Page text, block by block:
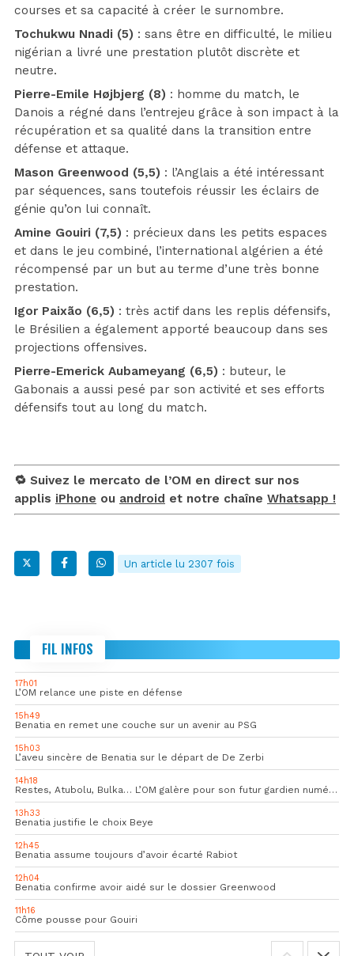
courses et sa capacité à créer le surnombre.
Tochukwu Nnadi (5) : sans être en difficulté, le milieu
nigérian a livré une prestation plutôt discrète et
neutre.
Pierre-Emile Højbjerg (8) : homme du match, le
Danois a régné dans l’entrejeu grâce à son impact à la
récupération et sa qualité dans la transition entre
défense et attaque.
Mason Greenwood (5,5) : l’Anglais a été intéressant
par séquences, sans toutefois réussir les éclairs de
génie qu’on lui connaît.
Amine Gouiri (7,5) : précieux dans les petits espaces
et dans le jeu combiné, l’international algérien a été
récompensé par un but au terme d’une très bonne
prestation.
Igor Paixão (6,5) : très actif dans les replis défensifs,
le Brésilien a également apporté beaucoup dans ses
projections offensives.
Pierre-Emerick Aubameyang (6,5) : buteur, le
Gabonais a aussi pesé par son activité et ses efforts
défensifs tout au long du match.
🔁 Suivez le mercato de l’OM en direct sur nos
applis iPhone ou android et notre chaîne Whatsapp !
Un article lu 2307 fois
FIL INFOS
17h01
L’OM relance une piste en défense
15h49
Benatia en remet une couche sur un avenir au PSG
15h03
L’aveu sincère de Benatia sur le départ de De Zerbi
14h18
Restes, Atubolu, Bulka… L’OM galère pour son futur gardien numéro 1
13h33
Benatia justifie le choix Beye
12h45
Benatia assume toujours d’avoir écarté Rabiot
12h04
Benatia confirme avoir aidé sur le dossier Greenwood
11h16
Côme pousse pour Gouiri